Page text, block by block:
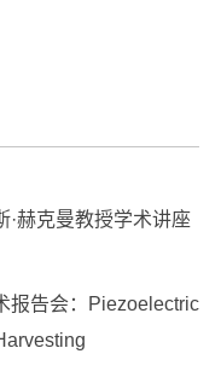
·赫克曼教授学术讲座
报告会：Piezoelectric